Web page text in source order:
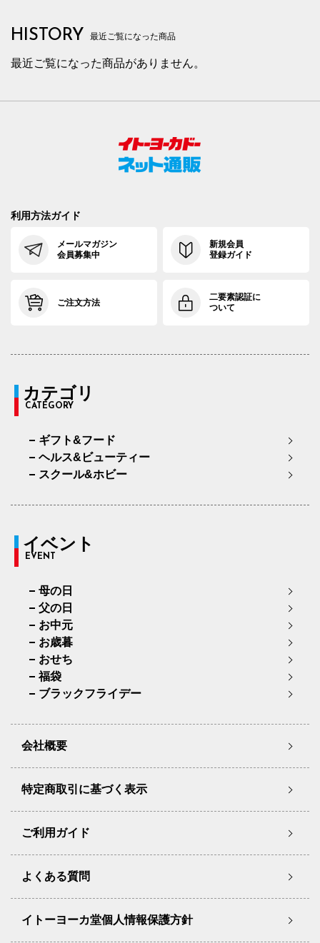
HISTORY 最近ご覧になった商品
最近ご覧になった商品がありません。
利用方法ガイド
メールマガジン
会員募集中
新規会員
登録ガイド
ご注文方法
二要素認証に
ついて
カテゴリ
CATEGORY
ギフト&フード
ヘルス&ビューティー
スクール&ホビー
イベント
EVENT
母の日
父の日
お中元
お歳暮
おせち
福袋
ブラックフライデー
会社概要
特定商取引に基づく表示
ご利用ガイド
よくある質問
イトーヨーカ堂個人情報保護方針